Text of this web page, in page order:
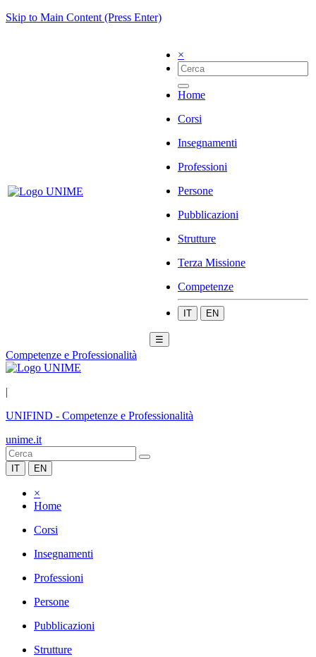
Skip to Main Content (Press Enter)
×
Home
Corsi
Insegnamenti
Professioni
Persone
Pubblicazioni
Strutture
Terza Missione
Competenze
IT EN
☰
Competenze e Professionalità
|
UNIFIND - Competenze e Professionalità
unime.it
IT EN
×
Home
Corsi
Insegnamenti
Professioni
Persone
Pubblicazioni
Strutture